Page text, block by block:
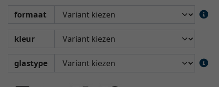
formaat
kleur
glastype